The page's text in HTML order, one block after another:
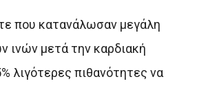
που κατανάλωσαν μεγάλη
ινών μετά την καρδιακή
λιγότερες πιθανότητες να